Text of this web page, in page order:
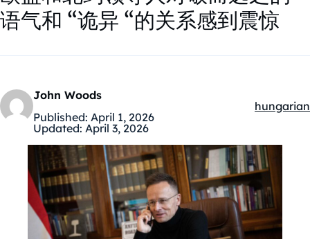
语气和 “诡异 “的关系感到震惊
John Woods
Published: April 1, 2026
Updated: April 3, 2026
hungarian